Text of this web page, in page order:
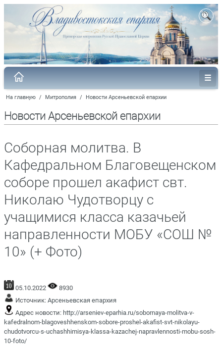
На главную / Митрополия / Новости Арсеньевской епархии
Новости Арсеньевской епархии
Соборная молитва. В
Кафедральном Благовещенском
соборе прошел акафист свт.
Николаю Чудотворцу с
учащимися класса казачьей
направленности МОБУ «СОШ №
10» (+ Фото)
05.10.2022
8930
Источник: Арсеньевская епархия
Адрес новости: http://arseniev-eparhia.ru/sobornaya-molitva-v-
kafedralnom-blagoveshhenskom-sobore-proshel-akafist-svt-nikolayu-
chudotvorcu-s-uchashhimisya-klassa-kazachej-napravlennosti-mobu-sosh-
10-foto/